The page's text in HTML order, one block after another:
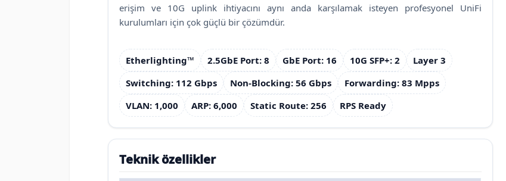
erişim ve 10G uplink ihtiyacını aynı anda karşılamak isteyen profesyonel UniFi
kurulumları için çok güçlü bir çözümdür.
Etherlighting™ 2.5GbE Port: 8 GbE Port: 16 10G SFP+: 2
Layer 3
Switching: 112 Gbps
Non-Blocking: 56 Gbps
Forwarding: 83 Mpps
VLAN: 1,000
ARP: 6,000 Static Route: 256 RPS Ready
Teknik özellikler